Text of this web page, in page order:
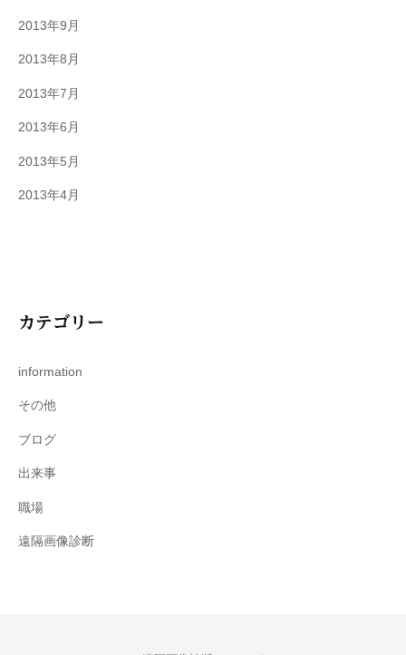
2013年9月
2013年8月
2013年7月
2013年6月
2013年5月
2013年4月
カテゴリー
information
その他
ブログ
出来事
職場
遠隔画像診断